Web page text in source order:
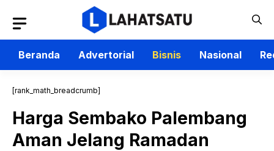
isi
Beranda
Advertorial Bisnis Nasional
[rank_math_breadcrumb]
Harga Sembako Palembang
Aman Jelang Ramadan